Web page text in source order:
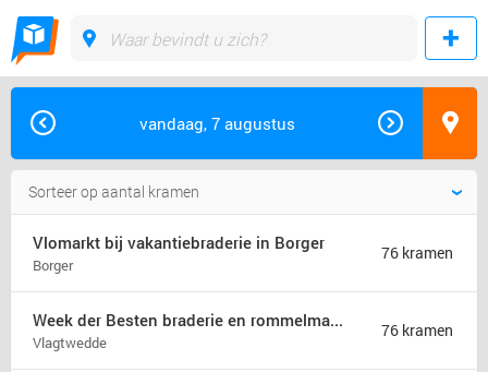
vandaag, 7 augustus
Vlomarkt bij vakantiebraderie in Borger
Borger
76 kramen
Week der Besten braderie en rommelmarkt (jaarmarkt)
Vlagtwedde
76 kramen